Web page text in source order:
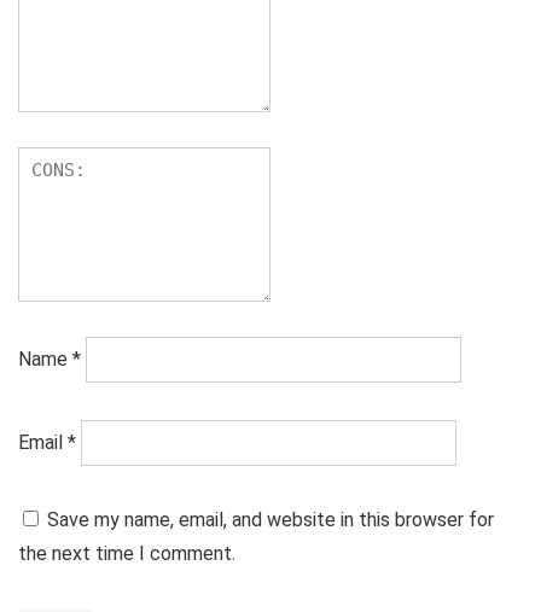
Name *
Email *
Save my name, email, and website in this browser for
the next time I comment.